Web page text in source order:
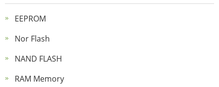
EEPROM
Nor Flash
NAND FLASH
RAM Memory